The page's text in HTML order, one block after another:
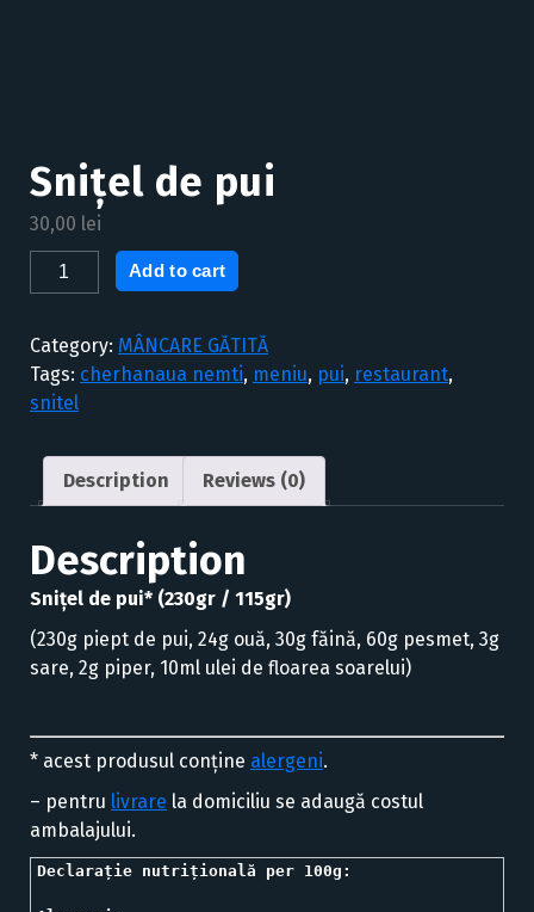
Snițel de pui
30,00 lei
Snițel
de
quantity
Add to cart
Category: MÂNCARE GĂTITĂ
Tags: cherhanaua nemti, meniu, pui, restaurant,
snitel
Description Reviews (0)
Description
Snițel de pui* (230gr / 115gr)
(230g piept de pui, 24g ouă, 30g făină, 60g pesmet, 3g
sare, 2g piper, 10ml ulei de floarea soarelui)
* acest produsul conține alergeni.
– pentru livrare la domiciliu se adaugă costul
ambalajului.
Declarație nutrițională per 100g: